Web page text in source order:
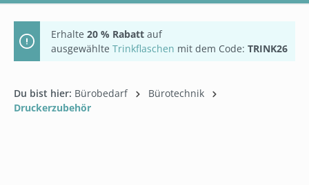
Erhalte 20 % Rabatt auf
ausgewählte Trinkflaschen mit dem Code: TRINK26
Du bist hier: Bürobedarf
Bürotechnik
Druckerzubehör